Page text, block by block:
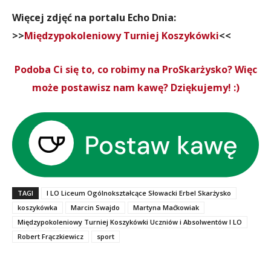
Więcej zdjęć na portalu Echo Dnia:
>>Międzypokoleniowy Turniej Koszykówki<<
Podoba Ci się to, co robimy na ProSkarżysko? Więc
może postawisz nam kawę? Dziękujemy! :)
TAGI
I LO Liceum Ogólnokształcące Słowacki Erbel Skarżysko
koszykówka
Marcin Swajdo
Martyna Maćkowiak
Międzypokoleniowy Turniej Koszykówki Uczniów i Absolwentów I LO
Robert Frączkiewicz
sport